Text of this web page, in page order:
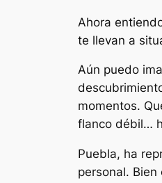
Ahora
te llevan a
Aún puedo
momentos.
flanco débil…
Puebla, ha
personal.